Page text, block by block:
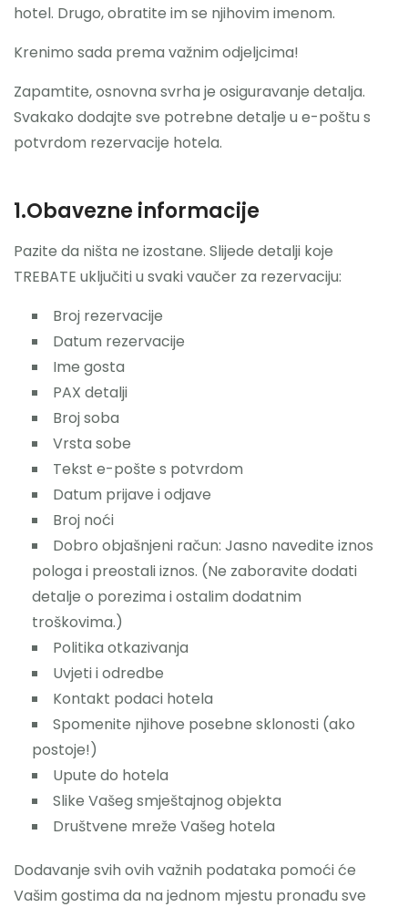
hotel. Drugo, obratite im se njihovim imenom.
Krenimo sada prema važnim odjeljcima!
Zapamtite, osnovna svrha je osiguravanje detalja.
Svakako dodajte sve potrebne detalje u e-poštu s
potvrdom rezervacije hotela.
1.Obavezne informacije
Pazite da ništa ne izostane. Slijede detalji koje
TREBATE uključiti u svaki vaučer za rezervaciju:
Broj rezervacije
Datum rezervacije
Ime gosta
PAX detalji
Broj soba
Vrsta sobe
Tekst e-pošte s potvrdom
Datum prijave i odjave
Broj noći
Dobro objašnjeni račun: Jasno navedite iznos
pologa i preostali iznos. (Ne zaboravite dodati
detalje o porezima i ostalim dodatnim
troškovima.)
Politika otkazivanja
Uvjeti i odredbe
Kontakt podaci hotela
Spomenite njihove posebne sklonosti (ako
postoje!)
Upute do hotela
Slike Vašeg smještajnog objekta
Društvene mreže Vašeg hotela
Dodavanje svih ovih važnih podataka pomoći će
Vašim gostima da na jednom mjestu pronađu sve